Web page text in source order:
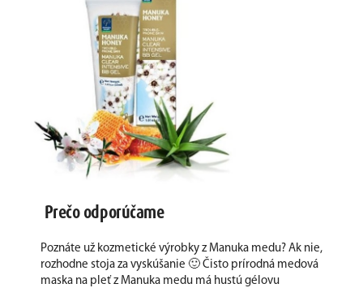
Prečo odporúčame
Poznáte už kozmetické výrobky z Manuka medu? Ak nie,
rozhodne stoja za vyskúšanie 🙂 Čisto prírodná medová
maska na pleť z Manuka medu má hustú gélovu